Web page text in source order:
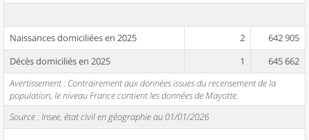
Naissances domiciliées en 2025 2
642 905
Décès domiciliés en 2025
1
645 662
Avertissement : Contrairement aux données issues du recensement de la
population, le niveau France contient les données de Mayotte.
Source : Insee, état civil en géographie au 01/01/2026